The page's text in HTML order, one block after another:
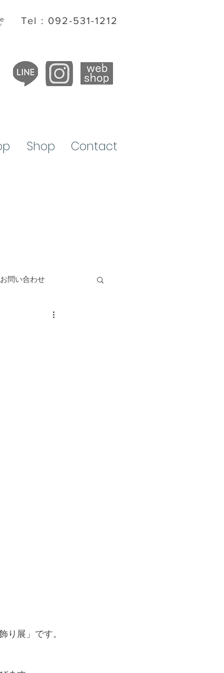
Tel : 092-531-1212
​Shop Contact
問い合わせ
り展」です。